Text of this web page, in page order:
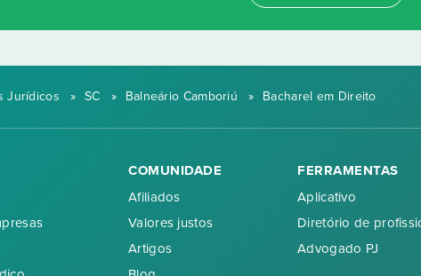
Jurídicos » SC » Balneário Camboriú » Bacharel em Direito
COMUNIDADE
Afiliados
Valores justos
Artigos
FERRAMENTAS
Aplicativo
Diretório de
Advogado PJ